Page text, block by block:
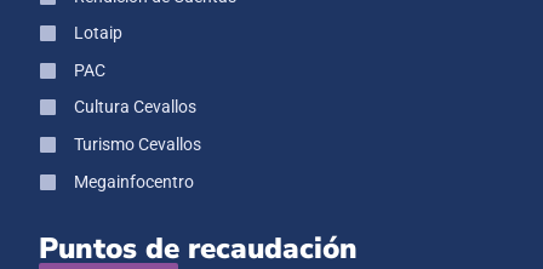
Lotaip
PAC
Cultura Cevallos
Turismo Cevallos
Megainfocentro
Puntos de recaudación